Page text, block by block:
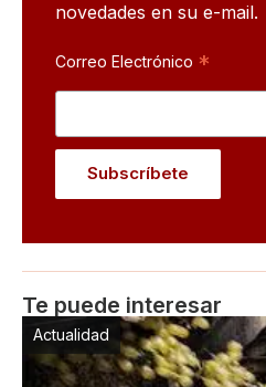
novedades en su e-mail.
Correo Electrónico *
Te puede interesar
Actualidad